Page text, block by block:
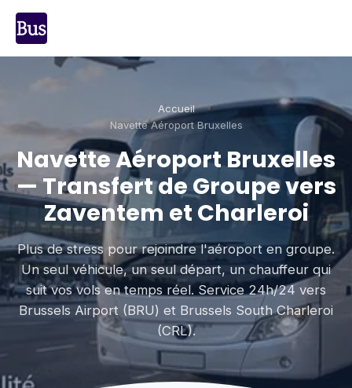
Accueil
Navette Aéroport Bruxelles
Navette Aéroport Bruxelles
— Transfert de Groupe vers
Zaventem et Charleroi
Plus de stress pour rejoindre l'aéroport en groupe.
Un seul véhicule, un seul départ, un chauffeur qui
suit vos vols en temps réel. Service 24h/24 vers
Brussels Airport (BRU) et Brussels South Charleroi
(CRL).